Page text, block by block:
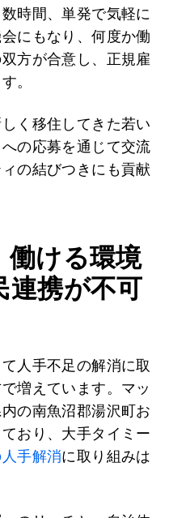
時間、単発で気軽に
にもなり、何度か働
方が合意し、正規雇
。
く移住してきた若い
の応募を通じて交流
の結びつきにも貢献
働ける環境
連携が不可
人手不足の解消に取
増えています。マッ
の南魚沼郡湯沢町お
おり、大手タイミー
手解消に取り組みは